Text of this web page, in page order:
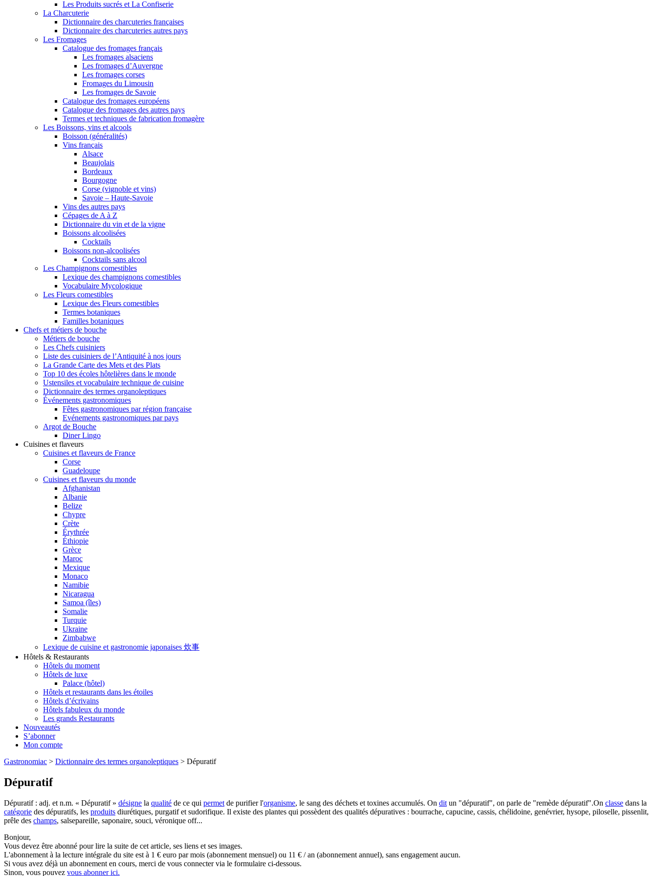
Les Produits sucrés et La Confiserie
La Charcuterie
Dictionnaire des charcuteries françaises
Dictionnaire des charcuteries autres pays
Les Fromages
Catalogue des fromages français
Les fromages alsaciens
Les fromages d’Auvergne
Les fromages corses
Fromages du Limousin
Les fromages de Savoie
Catalogue des fromages européens
Catalogue des fromages des autres pays
Termes et techniques de fabrication fromagère
Les Boissons, vins et alcools
Boisson (généralités)
Vins français
Alsace
Beaujolais
Bordeaux
Bourgogne
Corse (vignoble et vins)
Savoie – Haute-Savoie
Vins des autres pays
Cépages de A à Z
Dictionnaire du vin et de la vigne
Boissons alcoolisées
Cocktails
Boissons non-alcoolisées
Cocktails sans alcool
Les Champignons comestibles
Lexique des champignons comestibles
Vocabulaire Mycologique
Les Fleurs comestibles
Lexique des Fleurs comestibles
Termes botaniques
Familles botaniques
Chefs et métiers de bouche
Métiers de bouche
Les Chefs cuisiniers
Liste des cuisiniers de l’Antiquité à nos jours
La Grande Carte des Mets et des Plats
Top 10 des écoles hôtelières dans le monde
Ustensiles et vocabulaire technique de cuisine
Dictionnaire des termes organoleptiques
Événements gastronomiques
Fêtes gastronomiques par région française
Evénements gastronomiques par pays
Argot de Bouche
Diner Lingo
Cuisines et flaveurs
Cuisines et flaveurs de France
Corse
Guadeloupe
Cuisines et flaveurs du monde
Afghanistan
Albanie
Belize
Chypre
Crète
Érythrée
Éthiopie
Grèce
Maroc
Mexique
Monaco
Namibie
Nicaragua
Samoa (îles)
Somalie
Turquie
Ukraine
Zimbabwe
Lexique de cuisine et gastronomie japonaises 炊事
Hôtels & Restaurants
Hôtels du moment
Hôtels de luxe
Palace (hôtel)
Hôtels et restaurants dans les étoiles
Hôtels d’écrivains
Hôtels fabuleux du monde
Les grands Restaurants
Nouveautés
S’abonner
Mon compte
Gastronomiac > Dictionnaire des termes organoleptiques > Dépuratif
Dépuratif
Dépuratif : adj. et n.m. « Dépuratif » désigne la qualité de ce qui permet de purifier l'organisme, le sang des déchets et toxines accumulés. On dit un "dépuratif", on parle de "remède dépuratif".On classe dans la
catégorie des dépuratifs, les produits diurétiques, purgatif et sudorifique. Il existe des plantes qui possèdent des qualités dépuratives : bourrache, capucine, cassis, chélidoine, genévrier, hysope, piloselle, pissenlit,
prêle des champs, salsepareille, saponaire, souci, véronique off...
Bonjour,
Vous devez être abonné pour lire la suite de cet article, ses liens et ses images.
L'abonnement à la lecture intégrale du site est à 1 € euro par mois (abonnement mensuel) ou 11 € / an (abonnement annuel), sans engagement aucun.
Si vous avez déjà un abonnement en cours, merci de vous connecter via le formulaire ci-dessous.
Sinon, vous pouvez vous abonner ici.